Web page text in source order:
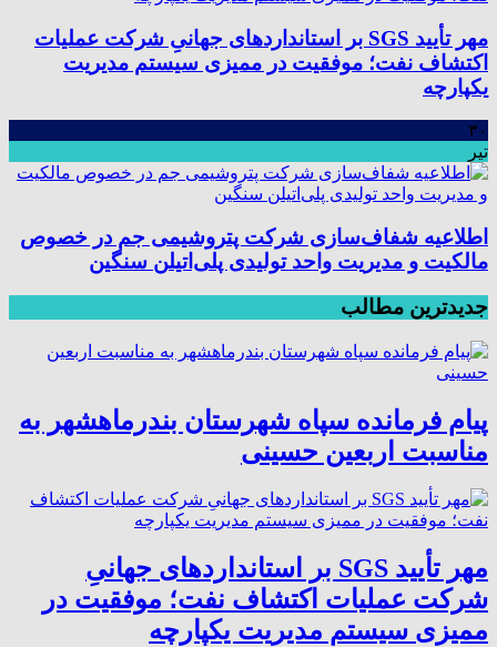
مهر تأیید SGS بر استانداردهای جهانیِ شرکت عملیات
اکتشاف نفت؛ موفقیت در ممیزی سیستم مدیریت
یکپارچه
۳۰
تیر
اطلاعیه شفاف‌سازی شرکت پتروشیمی جم در خصوص
مالکیت و مدیریت واحد تولیدی پلی‌اتیلن سنگین
جدیدترین مطالب
پیام فرمانده سپاه شهرستان بندرماهشهر به
مناسبت اربعین حسینی
مهر تأیید SGS بر استانداردهای جهانیِ
شرکت عملیات اکتشاف نفت؛ موفقیت در
ممیزی سیستم مدیریت یکپارچه